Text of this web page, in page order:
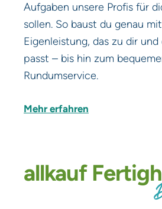
Aufgaben unsere Profis für
sollen. So baust du genau
Eigenleistung, das zu dir
passt – bis hin zum
Rundumservice.
Mehr erfahren
allkauf